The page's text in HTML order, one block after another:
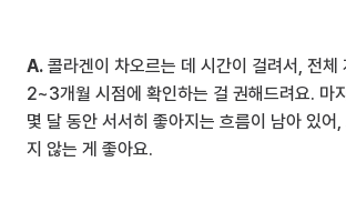
A. 콜라겐이 차오르는 데 시간이 걸려서, 전체
2~3개월 시점에 확인하는 걸 권해드려요. 마
몇 달 동안 서서히 좋아지는 흐름이 남아 있어
지 않는 게 좋아요.